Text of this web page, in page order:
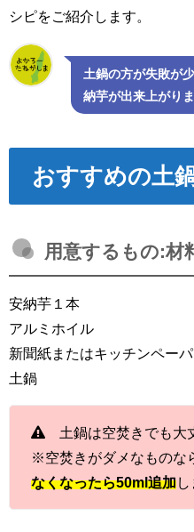
シピをご紹介します。
土鍋の方が失敗が
納芋が出来上がり
おすすめの土
用意するもの:材
安納芋１本
アルミホイル
新聞紙またはキッチンペー
土鍋
土鍋は空焚きでも大
※空焚きがダメなものな
なくなったら50ml追加し